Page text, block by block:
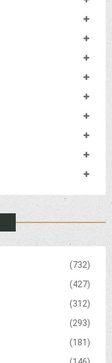
(732)
(427)
(312)
(293)
(181)